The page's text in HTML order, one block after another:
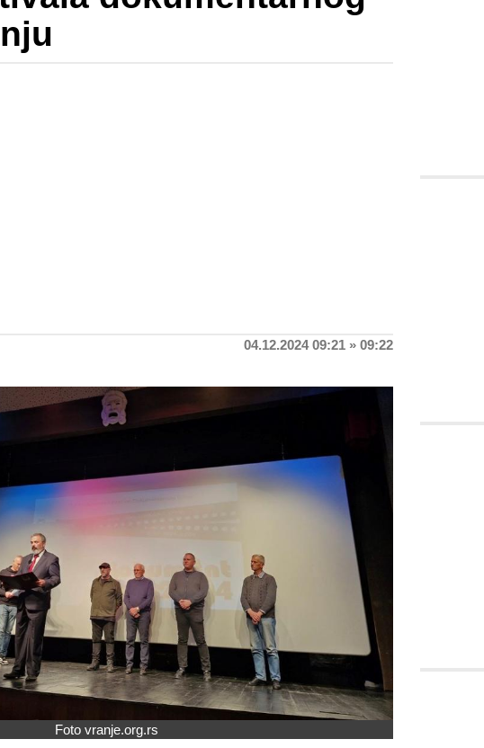
04.12.2024 09:21 » 09:22
Foto vranje.org.rs